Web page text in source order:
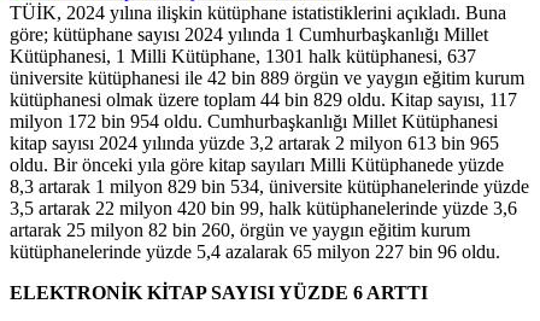
TÜİK, 2024 yılına ilişkin kütüphane istatistiklerini açıkladı. Buna
göre; kütüphane sayısı 2024 yılında 1 Cumhurbaşkanlığı Millet
Kütüphanesi, 1 Milli Kütüphane, 1301 halk kütüphanesi, 637
üniversite kütüphanesi ile 42 bin 889 örgün ve yaygın eğitim kurum
kütüphanesi olmak üzere toplam 44 bin 829 oldu. Kitap sayısı, 117
milyon 172 bin 954 oldu. Cumhurbaşkanlığı Millet Kütüphanesi
kitap sayısı 2024 yılında yüzde 3,2 artarak 2 milyon 613 bin 965
oldu. Bir önceki yıla göre kitap sayıları Milli Kütüphanede yüzde
8,3 artarak 1 milyon 829 bin 534, üniversite kütüphanelerinde yüzde
3,5 artarak 22 milyon 420 bin 99, halk kütüphanelerinde yüzde 3,6
artarak 25 milyon 82 bin 260, örgün ve yaygın eğitim kurum
kütüphanelerinde yüzde 5,4 azalarak 65 milyon 227 bin 96 oldu.
ELEKTRONİK KİTAP SAYISI YÜZDE 6 ARTTI